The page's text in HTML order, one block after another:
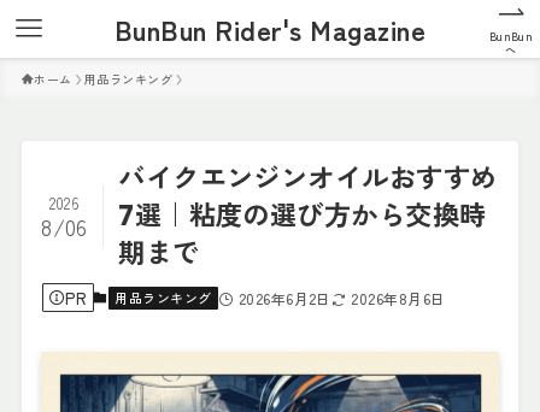
BunBun Rider's Magazine BunBun
へ
ホーム 用品ランキング
バイクエンジンオイルおすすめ
7選｜粘度の選び方から交換時
期まで
2026
8/06
PR 用品ランキング 2026年6月2日 2026年8月6日